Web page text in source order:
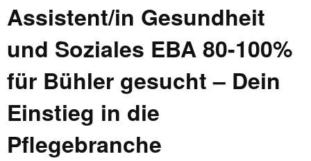
Assistent/in Gesundheit
und Soziales EBA 80-100%
für Bühler gesucht – Dein
Einstieg in die
Pflegebranche